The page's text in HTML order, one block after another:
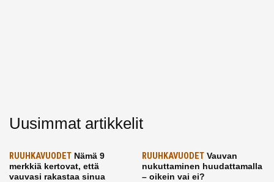
Uusimmat artikkelit
RUUHKAVUODET Nämä 9
merkkiä kertovat, että
vauvasi rakastaa sinua
RUUHKAVUODETVauvan
nukuttaminen huudattamalla
– oikein vai ei?